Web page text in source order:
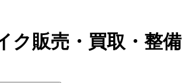
ク販売・買取・整